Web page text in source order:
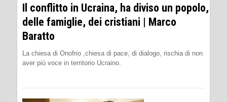
Il conflitto in Ucraina, ha diviso un popolo,
delle famiglie, dei cristiani | Marco
Baratto
La chiesa di Onofrio ,chiesa di pace, di dialogo, rischia di non
aver più voce in territorio Ucraino.